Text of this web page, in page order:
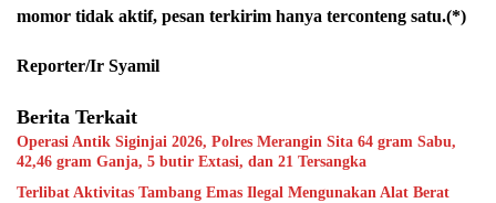
momor tidak aktif, pesan terkirim hanya terconteng satu.(*)
Reporter/Ir Syamil
Berita Terkait
Operasi Antik Siginjai 2026, Polres Merangin Sita 64 gram Sabu,
42,46 gram Ganja, 5 butir Extasi, dan 21 Tersangka
Terlibat Aktivitas Tambang Emas Ilegal Mengunakan Alat Berat